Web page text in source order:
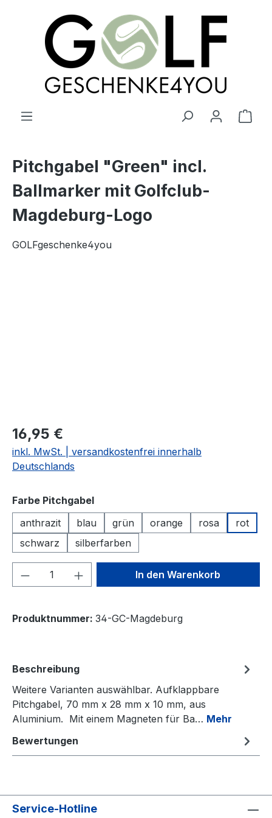
springen
Pitchgabel "Green" incl.
Ballmarker mit Golfclub-
Magdeburg-Logo
GOLFgeschenke4you
16,95 €
inkl. MwSt. | versandkostenfrei innerhalb
Deutschlands
Farbe Pitchgabelauswählen
anthrazit
blau grün orange rosa
rot
schwarz
silberfarben
Produkt Anzahl: Gib denIn den Warenkorb
Produktnummer: 34-GC-Magdeburg
Beschreibung
Weitere Varianten auswählbar. Aufklappbare
Pitchgabel, 70 mm x 28 mm x 10 mm, aus
Aluminium. Mit einem Magneten für Ba… Mehr
Bewertungen
Service-Hotline